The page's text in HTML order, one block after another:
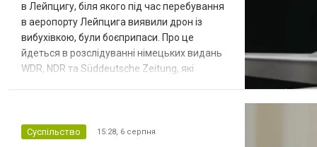
в Лейпцигу, біля якого під час перебування
в аеропорту Лейпцига виявили дрон із
вибухівкою, були боєприпаси. Про це
йдеться в розслідуванні німецьких видань
WDR, NDR та Süddeutsche Zeitung, які
доставили з Франції до Лейпцига, після
Суспільство 15:28, 6 серпня